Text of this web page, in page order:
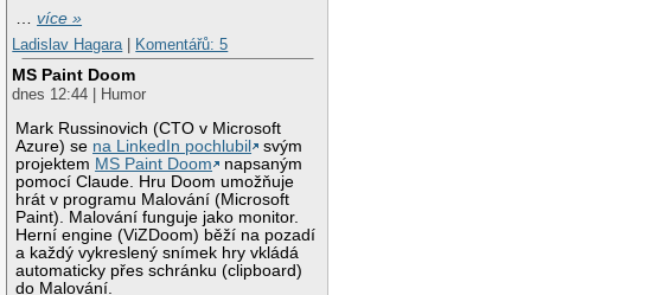
…více »
Ladislav Hagara
Komentářů: 5
MS Paint Doom
dnes 12:44 | Humor
Mark Russinovich (CTO v Microsoft
Azure) se na LinkedIn pochlubil
svým
projektem MS Paint Doom
napsaným
pomocí Claude. Hru Doom umožňuje
hrát v programu Malování (Microsoft
Paint). Malování funguje jako monitor.
Herní engine (ViZDoom) běží na pozadí
a každý vykreslený snímek hry vkládá
automaticky přes schránku (clipboard)
do Malování.